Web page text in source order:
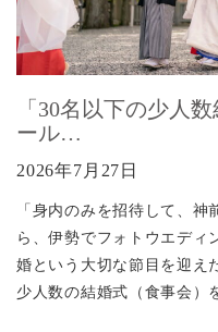
「30名以下の少人
ール…
2026年7月27日
「身内のみを招待して、
ら、伊勢でフォトウエディ
婚という大切な節目を迎え
少人数の結婚式（食事会